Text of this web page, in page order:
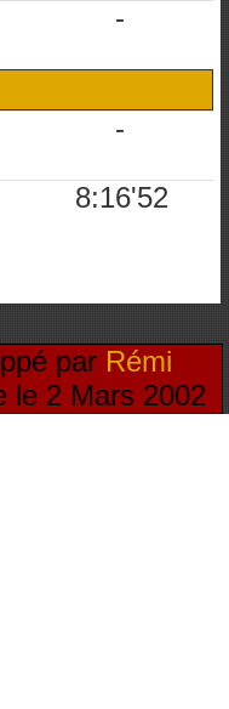
-
-
8:16'52
par Rémi
le 2 Mars 2002